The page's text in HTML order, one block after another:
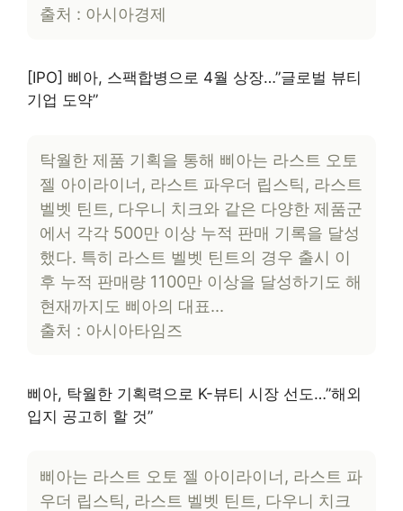
출처 : 아시아경제
[IPO] 삐아, 스팩합병으로 4월 상장…”글로벌 뷰티
기업 도약”
탁월한 제품 기획을 통해 삐아는 라스트 오토
젤 아이라이너, 라스트 파우더 립스틱, 라스트
벨벳 틴트, 다우니 치크와 같은 다양한 제품군
에서 각각 500만 이상 누적 판매 기록을 달성
했다. 특히 라스트 벨벳 틴트의 경우 출시 이
후 누적 판매량 1100만 이상을 달성하기도 해
현재까지도 삐아의 대표…
출처 : 아시아타임즈
삐아, 탁월한 기획력으로 K-뷰티 시장 선도…”해외
입지 공고히 할 것”
삐아는 라스트 오토 젤 아이라이너, 라스트 파
우더 립스틱, 라스트 벨벳 틴트, 다우니 치크